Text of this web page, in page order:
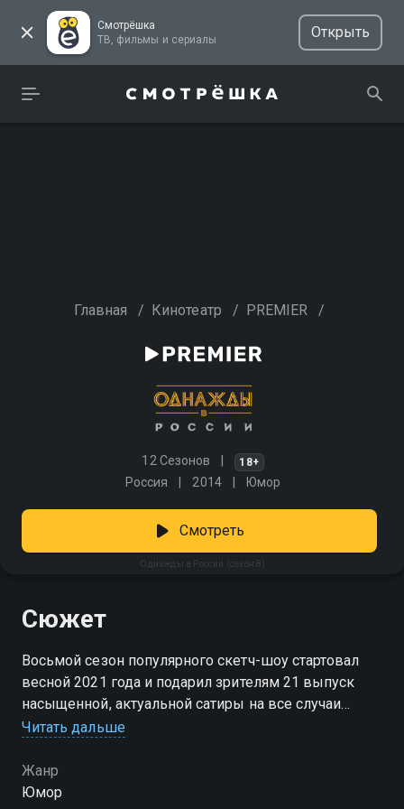
Смотрёшка
ТВ, фильмы и сериалы
Открыть
Главная / Кинотеатр / PREMIER /
12 Сезонов 18+
Россия 2014 Юмор
Однажды в России (сезон 8)
Смотреть
Сюжет
Восьмой сезон популярного скетч-шоу стартовал
весной 2021 года и подарил зрителям 21 выпуск
насыщенной, актуальной сатиры на все случаи
жизни. Любимая актерская команда — Азамат
Денис Дорохов и Екатерина Моргунова — с новыми
силами взялась за препарирование российской
Читать дальше
Жанр
Юмор